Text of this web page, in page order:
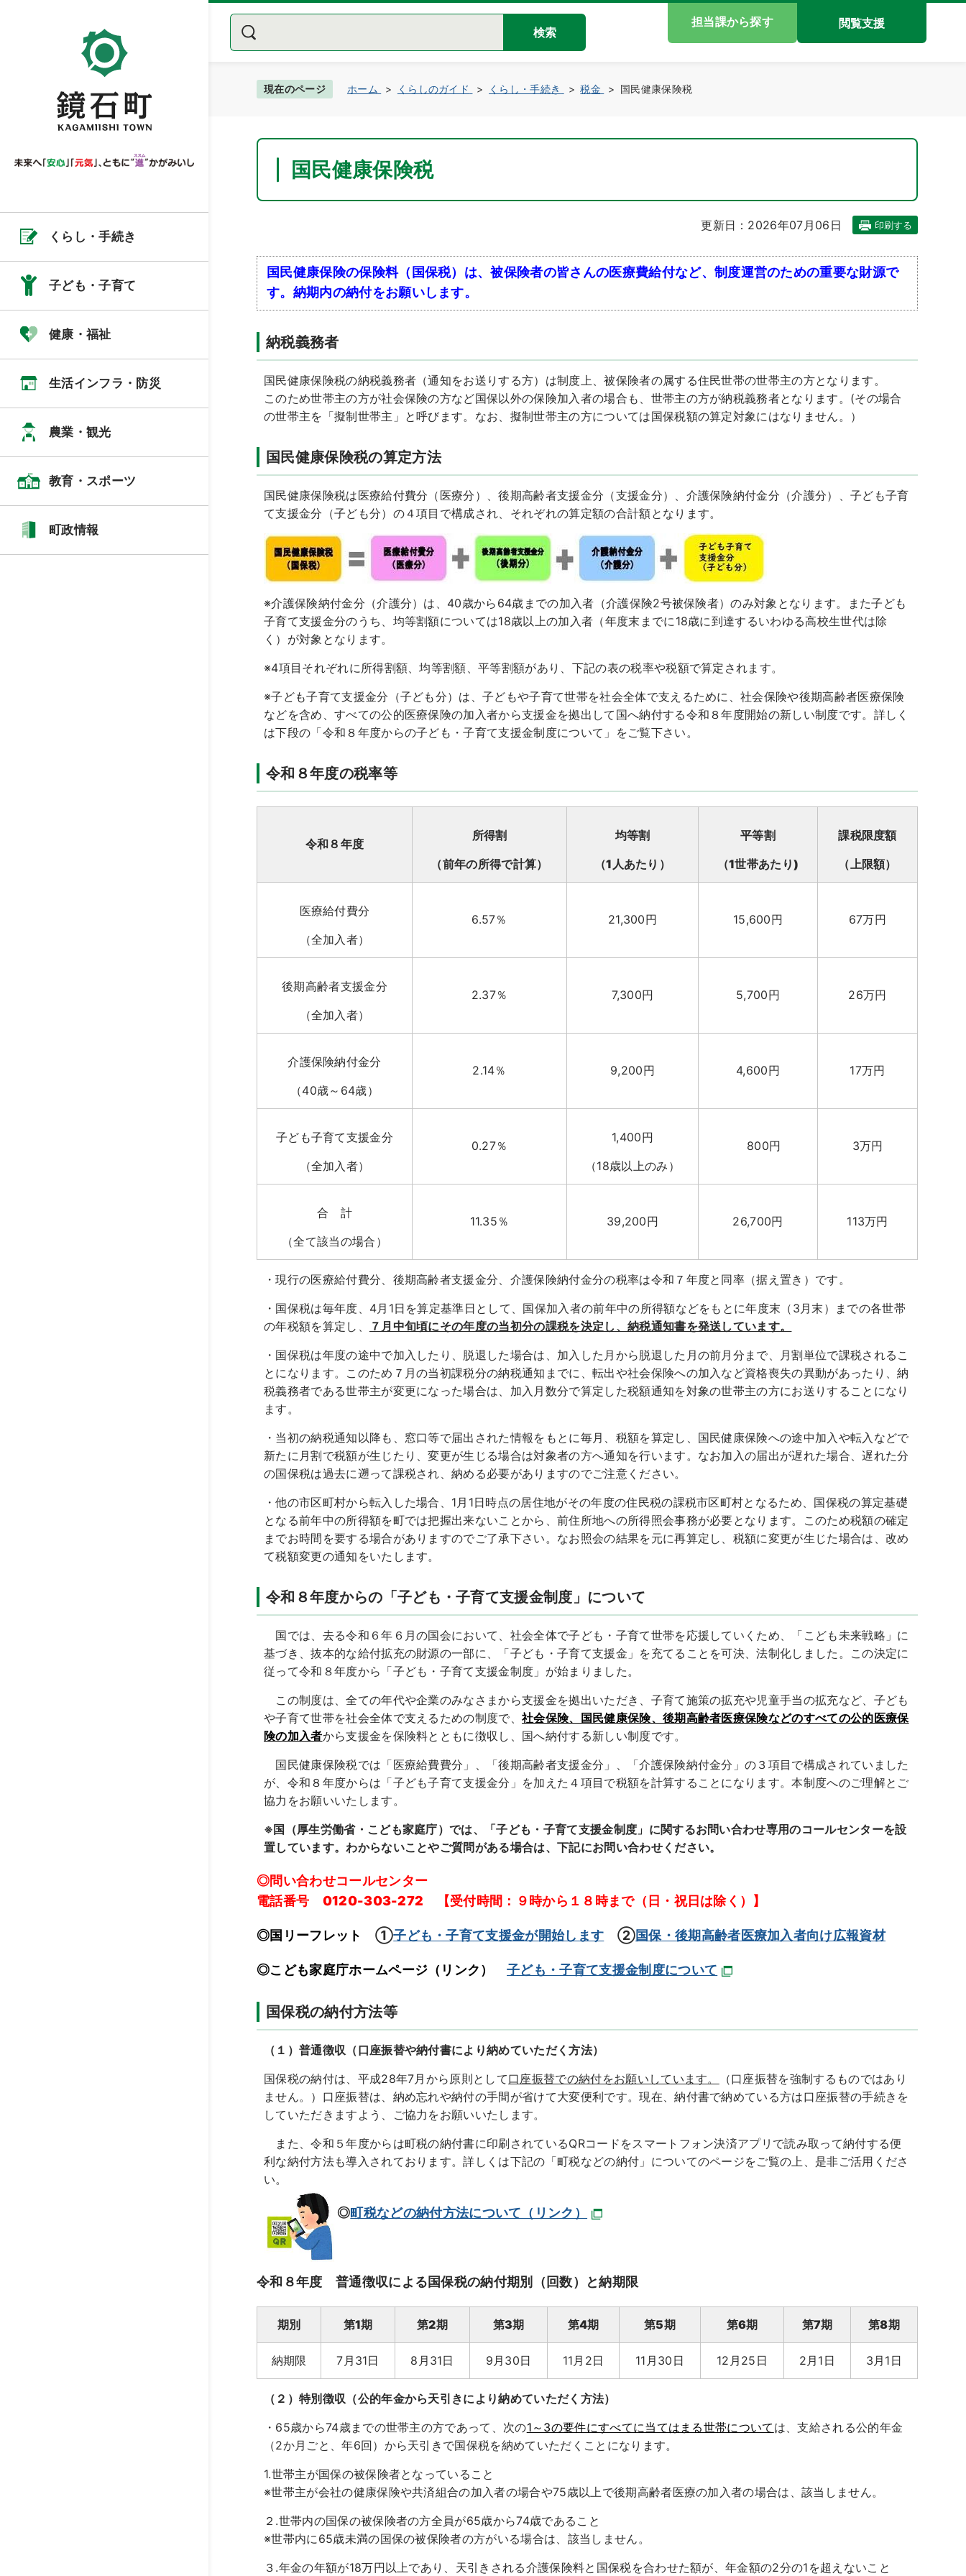
くらし・手続き
子ども・子育て
健康・福祉
生活インフラ・防災
農業・観光
教育・スポーツ
町政情報
検索
担当課から探す 閲覧支援
現在のページ ホーム くらしのガイド くらし・手続き 税金 国民健康保険税
国民健康保険税
更新日：2026年07月06日 印刷する
国民健康保険の保険料（国保税）は、被保険者の皆さんの医療費給付など、制度運営のための重要な財源で
す。納期内の納付をお願いします。
納税義務者
国民健康保険税の納税義務者（通知をお送りする方）は制度上、被保険者の属する住民世帯の世帯主の方となります。
このため世帯主の方が社会保険の方など国保以外の保険加入者の場合も、世帯主の方が納税義務者となります。(その場合
の世帯主を「擬制世帯主」と呼びます。なお、擬制世帯主の方については国保税額の算定対象にはなりません。）
国民健康保険税の算定方法
国民健康保険税は医療給付費分（医療分）、後期高齢者支援金分（支援金分）、介護保険納付金分（介護分）、子ども子育
て支援金分（子ども分）の４項目で構成され、それぞれの算定額の合計額となります。
※介護保険納付金分（介護分）は、40歳から64歳までの加入者（介護保険2号被保険者）のみ対象となります。また子ども
子育て支援金分のうち、均等割額については18歳以上の加入者（年度末までに18歳に到達するいわゆる高校生世代は除
く）が対象となります。
※4項目それぞれに所得割額、均等割額、平等割額があり、下記の表の税率や税額で算定されます。
※子ども子育て支援金分（子ども分）は、子どもや子育て世帯を社会全体で支えるために、社会保険や後期高齢者医療保険
などを含め、すべての公的医療保険の加入者から支援金を拠出して国へ納付する令和８年度開始の新しい制度です。詳しく
は下段の「令和８年度からの子ども・子育て支援金制度について」をご覧下さい。
令和８年度の税率等
令和８年度
所得割
（前年の所得で計算）
均等割
（1人あたり）
平等割
（1世帯あたり)
課税限度額
（上限額）
医療給付費分
（全加入者）
6.57％ 21,300円 15,600円 67万円
後期高齢者支援金分
（全加入者）
2.37％ 7,300円 5,700円 26万円
介護保険納付金分
（40歳～64歳）
2.14％ 9,200円 4,600円 17万円
子ども子育て支援金分
（全加入者）
0.27％
1,400円
（18歳以上のみ）
800円 3万円
合 計
（全て該当の場合）
11.35％ 39,200円 26,700円 113万円
・現行の医療給付費分、後期高齢者支援金分、介護保険納付金分の税率は令和７年度と同率（据え置き）です。
・国保税は毎年度、4月1日を算定基準日として、国保加入者の前年中の所得額などをもとに年度末（3月末）までの各世帯
の年税額を算定し、
７月中旬頃にその年度の当初分の課税を決定し、納税通知書を発送しています。
・国保税は年度の途中で加入したり、脱退した場合は、加入した月から脱退した月の前月分まで、月割単位で課税されるこ
とになります。このため７月の当初課税分の納税通知までに、転出や社会保険への加入など資格喪失の異動があったり、納
税義務者である世帯主が変更になった場合は、加入月数分で算定した税額通知を対象の世帯主の方にお送りすることになり
ます。
・当初の納税通知以降も、窓口等で届出された情報をもとに毎月、税額を算定し、国民健康保険への途中加入や転入などで
新たに月割で税額が生じたり、変更が生じる場合は対象者の方へ通知を行います。なお加入の届出が遅れた場合、遅れた分
の国保税は過去に遡って課税され、納める必要がありますのでご注意ください。
・他の市区町村から転入した場合、1月1日時点の居住地がその年度の住民税の課税市区町村となるため、国保税の算定基礎
となる前年中の所得額を町では把握出来ないことから、前住所地への所得照会事務が必要となります。このため税額の確定
までお時間を要する場合がありますのでご了承下さい。なお照会の結果を元に再算定し、税額に変更が生じた場合は、改め
て税額変更の通知をいたします。
令和８年度からの「子ども・子育て支援金制度」について
国では、去る令和６年６月の国会において、社会全体で子ども・子育て世帯を応援していくため、「こども未来戦略」に
基づき、抜本的な給付拡充の財源の一部に、「子ども・子育て支援金」を充てることを可決、法制化しました。この決定に
従って令和８年度から「子ども・子育て支援金制度」が始まりました。
この制度は、全ての年代や企業のみなさまから支援金を拠出いただき、子育て施策の拡充や児童手当の拡充など、子ども
や子育て世帯を社会全体で支えるための制度で、社会保険、国民健康保険、後期高齢者医療保険などのすべての公的医療保
険の加入者から支援金を保険料とともに徴収し、国へ納付する新しい制度です。
国民健康保険税では「医療給費費分」、「後期高齢者支援金分」、「介護保険納付金分」の３項目で構成されていました
が、令和８年度からは「子ども子育て支援金分」を加えた４項目で税額を計算することになります。本制度へのご理解とご
協力をお願いいたします。
※国（厚生労働省・こども家庭庁）では、「子ども・子育て支援金制度」に関するお問い合わせ専用のコールセンターを設
置しています。わからないことやご質問がある場合は、下記にお問い合わせください。
◎問い合わせコールセンター
電話番号 0120-303-272 【受付時間：９時から１８時まで（日・祝日は除く）】
◎国リーフレット ①子ども・子育て支援金が開始します ②国保・後期高齢者医療加入者向け広報資材
◎こども家庭庁ホームページ（リンク） 子ども・子育て支援金制度について
国保税の納付方法等
（１）普通徴収（口座振替や納付書により納めていただく方法）
国保税の納付は、平成28年7月から原則として口座振替での納付をお願いしています。
（口座振替を強制するものではあり
ません。）口座振替は、納め忘れや納付の手間が省けて大変便利です。現在、納付書で納めている方は口座振替の手続きを
していただきますよう、ご協力をお願いいたします。
また、令和５年度からは町税の納付書に印刷されているQRコードをスマートフォン決済アプリで読み取って納付する便
利な納付方法も導入されております。詳しくは下記の「町税などの納付」についてのページをご覧の上、是非ご活用くださ
い。
◎町税などの納付方法について（リンク）
令和８年度 普通徴収による国保税の納付期別（回数）と納期限
期別 第1期 第2期 第3期 第4期 第5期 第6期 第7期 第8期
納期限 7月31日 8月31日 9月30日 11月2日 11月30日 12月25日 2月1日 3月1日
（２）特別徴収（公的年金から天引きにより納めていただく方法）
・65歳から74歳までの世帯主の方であって、次の1～3の要件にすべてに当てはまる世帯について は、支給される公的年金
（2か月ごと、年6回）から天引きで国保税を納めていただくことになります。
1.世帯主が国保の被保険者となっていること
※世帯主が会社の健康保険や共済組合の加入者の場合や75歳以上で後期高齢者医療の加入者の場合は、該当しません。
２.世帯内の国保の被保険者の方全員が65歳から74歳であること
※世帯内に65歳未満の国保の被保険者の方がいる場合は、該当しません。
３.年金の年額が18万円以上であり、天引きされる介護保険料と国保税を合わせた額が、年金額の2分の1を超えないこと